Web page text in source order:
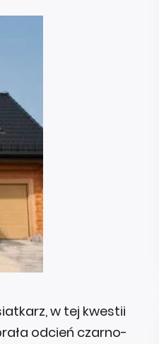
w tej kwestii
odcień czarno-